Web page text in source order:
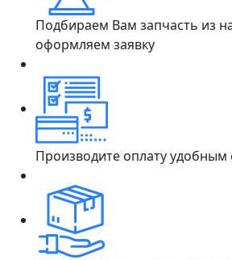
Подбираем Вам запчасть из
оформляем заявку
Производите оплату удобным